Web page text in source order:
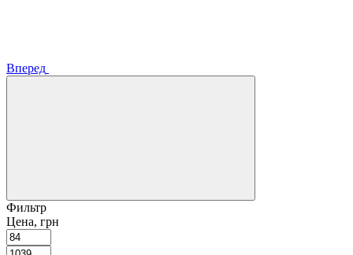
Вперед
Фильтр
Цена, грн